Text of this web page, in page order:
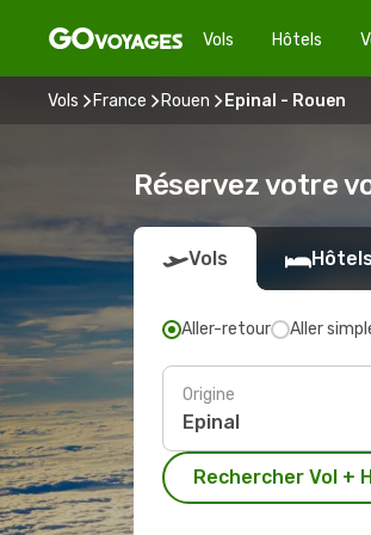
Vols Hôtels
Vols France Rouen Epinal - Rouen
Réservez votre
Vols
Aller-retour Aller
Origine
Rechercher Vol +